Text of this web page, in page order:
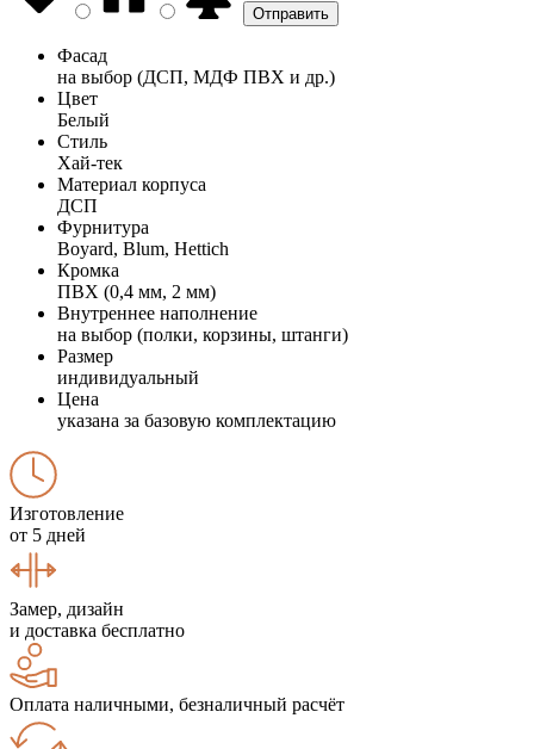
Фасад
на выбор (ДСП, МДФ ПВХ и др.)
Цвет
Белый
Стиль
Хай-тек
Материал корпуса
ДСП
Фурнитура
Boyard, Blum, Hettich
Кромка
ПВХ (0,4 мм, 2 мм)
Внутреннее наполнение
на выбор (полки, корзины, штанги)
Размер
индивидуальный
Цена
указана за базовую комплектацию
Изготовление
от 5 дней
Замер, дизайн
и доставка бесплатно
Оплата наличными, безналичный расчёт